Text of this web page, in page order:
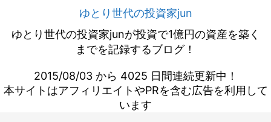
ゆとり世代の投資家jun
ゆとり世代の投資家junが投資で1億円の資産を築く
までを記録するブログ！
2015/08/03 から 4025 日間連続更新中！
本サイトはアフィリエイトやPRを含む広告を利用して
います